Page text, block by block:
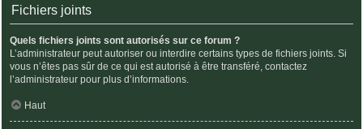
Fichiers joints
Quels fichiers joints sont autorisés sur ce forum ?
L’administrateur peut autoriser ou interdire certains types de fichiers joints. Si
vous n’êtes pas sûr de ce qui est autorisé à être transféré, contactez
l’administrateur pour plus d’informations.
Haut